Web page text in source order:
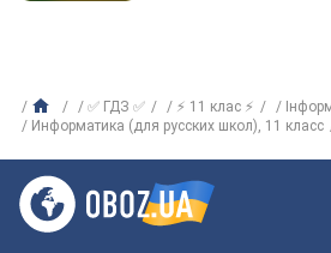
✅ ГДЗ ✅ ⚡ 11 клас ⚡
Информатика (для русских школ), 11 класс